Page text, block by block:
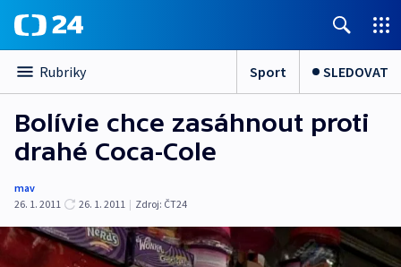
Rubriky Sport SLEDOVAT
Bolívie chce zasáhnout proti
drahé Coca-Cole
mav
26. 1. 2011
26. 1. 2011 | Zdroj: ČT24